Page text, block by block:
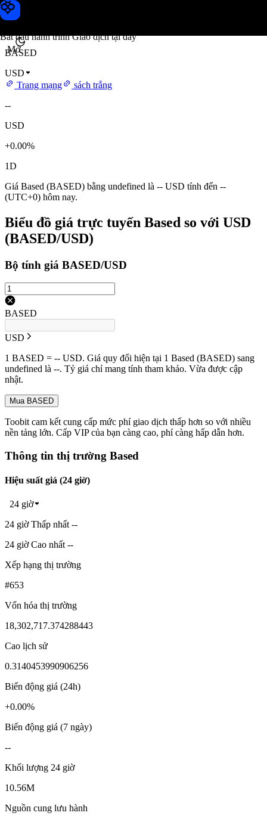
Bắt đầu hành trình Giao dịch tại đây
Mở
Giá Based
BASED
USD
Trang mạng
sách trắng
--
USD
+0.00%
1D
Giá Based (BASED) bằng undefined là -- USD tính đến --
(UTC+0) hôm nay.
Biểu đồ giá trực tuyến Based so với USD
(BASED/USD)
Bộ tính giá BASED/USD
BASED
USD
1 BASED = -- USD. Giá quy đổi hiện tại 1 Based (BASED) sang
undefined là --. Tỷ giá chỉ mang tính tham khảo. Vừa được cập
nhật.
Mua BASED
Toobit cam kết cung cấp mức phí giao dịch thấp hơn so với nhiều
nền tảng lớn. Cấp VIP của bạn càng cao, phí càng hấp dẫn hơn.
Thông tin thị trường Based
Hiệu suất giá (24 giờ)
24 giờ
24 giờ Thấp nhất --
24 giờ Cao nhất --
Xếp hạng thị trường
#653
Vốn hóa thị trường
18,302,717.374288443
Cao lịch sử
0.3140453990906256
Biến động giá (24h)
+0.00%
Biến động giá (7 ngày)
--
Khối lượng 24 giờ
10.56M
Nguồn cung lưu hành